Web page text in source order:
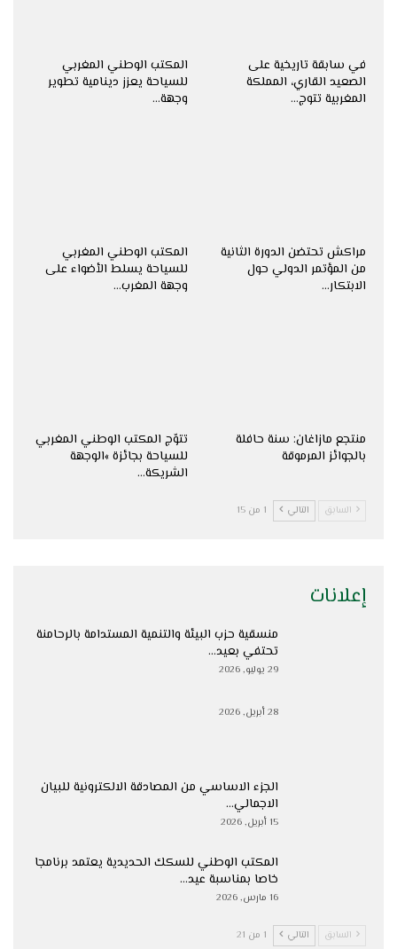
في سابقة تاريخية على
الصعيد القاري، المملكة
المغربية تتوج…
المكتب الوطني المغربي
للسياحة يعزز دينامية تطوير
وجهة…
مراكش تحتضن الدورة الثانية
من المؤتمر الدولي حول
الابتكار…
المكتب الوطني المغربي
للسياحة يسلط الأضواء على
وجهة المغرب…
منتجع مازاغان: سنة حافلة
بالجوائز المرموقة
تتوّج المكتب الوطني المغربي
للسياحة بجائزة »الوجهة
الشريكة…
السابق التالي 1 من 15
إعلانات
منسقية حزب البيئة والتنمية المستدامة بالرحامنة
تحتفي بعيد…
29 يوليو, 2026
28 أبريل, 2026
الجزء الاساسي من المصادقة الالكترونية للبيان
الاجمالي…
15 أبريل, 2026
المكتب الوطني للسكك الحديدية يعتمد برنامجا
خاصا بمناسبة عيد…
16 مارس, 2026
السابق التالي 1 من 21